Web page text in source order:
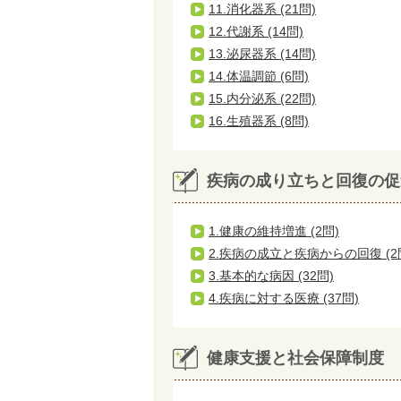
11.消化器系 (21問)
12.代謝系 (14問)
13.泌尿器系 (14問)
14.体温調節 (6問)
15.内分泌系 (22問)
16.生殖器系 (8問)
疾病の成り立ちと回復の
1.健康の維持増進 (2問)
2.疾病の成立と疾病からの回復 (2
3.基本的な病因 (32問)
4.疾病に対する医療 (37問)
健康支援と社会保障制度